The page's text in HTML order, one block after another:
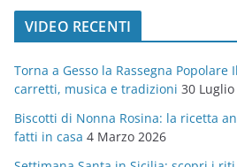
t
o
r
i
e
VIDEO RECENTI
Torna a Gesso la Rassegna
carretti, musica e tradizioni 30
Biscotti di Nonna Rosina: la ricetta
fatti in casa 4 Marzo 2026